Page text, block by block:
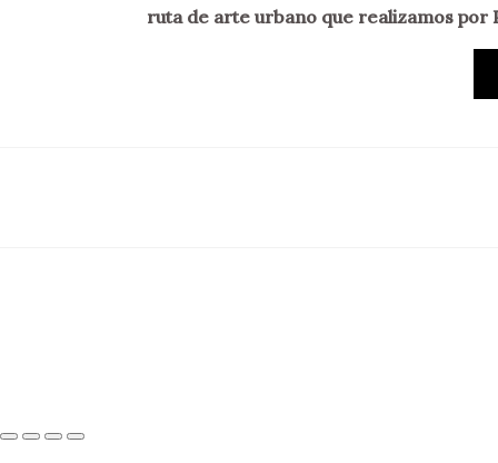
ruta de arte urbano que realizamos por